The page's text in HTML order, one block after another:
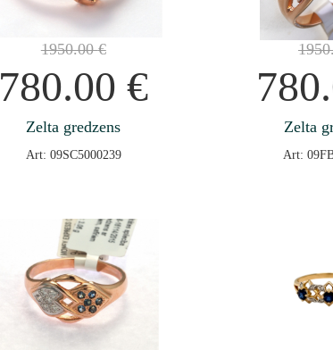
1950.00€
780.00€
Zelta gredzens
Art: 09SC5000239
Zelta
Art: